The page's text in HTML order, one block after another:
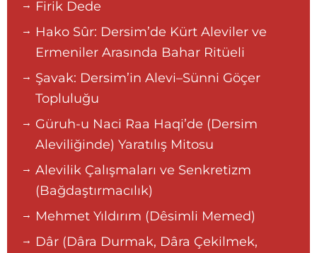
Firik Dede
Hako Sûr: Dersim’de Kürt Aleviler ve
Ermeniler Arasında Bahar Ritüeli
Şavak: Dersim’in Alevi–Sünni Göçer
Topluluğu
Güruh-u Naci Raa Haqi’de (Dersim
Aleviliğinde) Yaratılış Mitosu
Alevilik Çalışmaları ve Senkretizm
(Bağdaştırmacılık)
Mehmet Yıldırım (Dêsimli Memed)
Dâr (Dâra Durmak, Dâra Çekilmek,